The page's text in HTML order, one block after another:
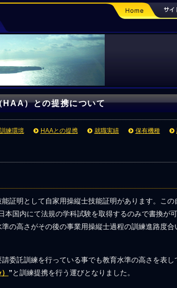
）との提携について
訓練環境 HAAとの提携 就職実績 保有機種
証明として自家用操縦士技能証明があります。この
本国内にて法規の学科試験を取得するのみで書換が
の高さがその後の事業用操縦士過程の訓練進路度合
委託訓練を行っている事でも教育水準の高さを表し
”と訓練提携を行う運びとなりました。